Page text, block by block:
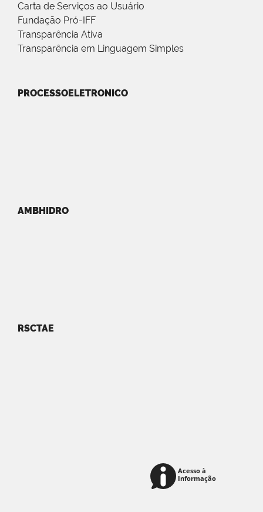
Carta de Serviços ao Usuário
Fundação Pró-IFF
Transparência Ativa
Transparência em Linguagem Simples
PROCESSOELETRONICO
AMBHIDRO
RSCTAE